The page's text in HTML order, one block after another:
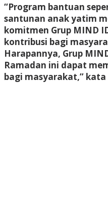
“Program bantuan
santunan anak yatim
komitmen Grup MIND
kontribusi bagi
Harapannya, Grup
Ramadan ini dapat
bagi masyarakat,” kata